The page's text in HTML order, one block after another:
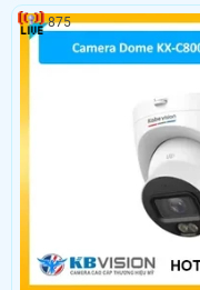
Hỗ trợ thẻ nhớ lưu trữ tối
xem camera từ xa qua
875